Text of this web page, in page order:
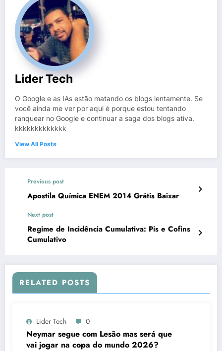
Lider Tech
O Google e as IAs estão matando os blogs lentamente. Se
você ainda me ver por aqui é porque estou tentando
ranquear no Google e continuar a saga dos blogs ativa.
kkkkkkkkkkkkk
View All Posts
Previous post
Apostila Química ENEM 2014 Grátis Baixar
Next post
Regime de Incidência Cumulativa: Pis e Cofins
Cumulativo
RELATED POSTS
Lider Tech 0
Neymar segue com Lesão mas será que
vai jogar na copa do mundo 2026?